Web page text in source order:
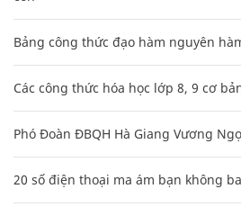
Bảng công thức đạo hàm nguyên
Các công thức hóa học lớp 8, 9 cơ
Phó Đoàn ĐBQH Hà Giang Vương
20 số điện thoại ma ám bạn không